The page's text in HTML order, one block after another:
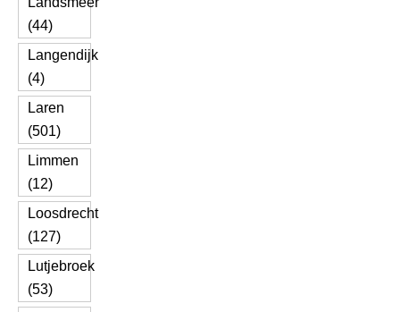
(44)
Langendijk
(4)
Laren
(501)
Limmen
(12)
Loosdrecht
(127)
Lutjebroek
(53)